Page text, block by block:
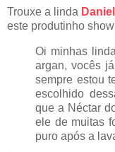
Trouxe a linda
este produtinho
Oi minhas
argan, vocês
sempre estou
escolhido
que a Néctar
ele de muitas
puro após a